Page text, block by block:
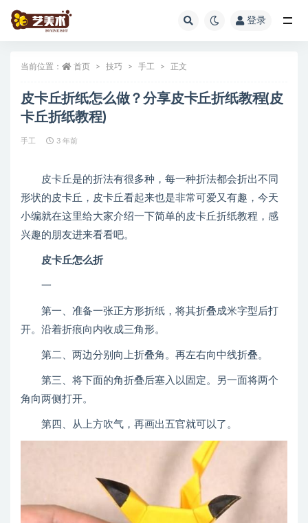
登录
当前位置： 首页 技巧 手工 正文
皮卡丘折纸怎么做？分享皮卡丘折纸教程(皮
卡丘折纸教程)
手工 3 年前
皮卡丘是的折法有很多种，每一种折法都会折出不同
形状的皮卡丘，皮卡丘看起来也是非常可爱又有趣，今天
小编就在这里给大家介绍一下简单的皮卡丘折纸教程，感
兴趣的朋友进来看看吧。
皮卡丘怎么折
一
第一、准备一张正方形折纸，将其折叠成米字型后打
开。沿着折痕向内收成三角形。
第二、两边分别向上折叠角。再左右向中线折叠。
第三、将下面的角折叠后塞入以固定。另一面将两个
角向两侧打开。
第四、从上方吹气，再画出五官就可以了。